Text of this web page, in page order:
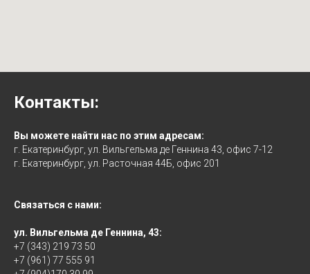
Контакты:
Вы можете найти нас по этим адресам:
г. Екатеринбург, ул. Вильгельма де Геннина 43, офис 7-12
г. Екатеринбург, ул. Расточная 44Б, офис 201
Связаться с нами:
ул. Вильгельма де Геннина, 43:
+7 (343) 219 73 50
+7 (961) 77 555 91